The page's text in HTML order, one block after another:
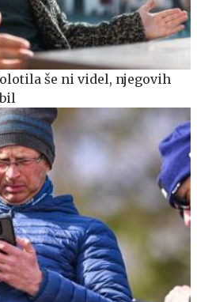
še ni videl, njegovih